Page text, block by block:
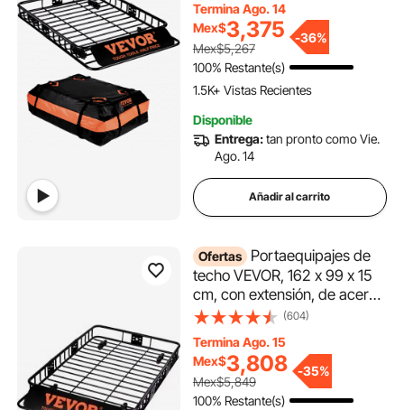
portaequipajes universal
para SUV y camionetas.
Termina Ago. 14
Mex$3,375
Mex$5,267
-36%
100% Restante(s)
1.5K+ Vistas Recientes
Disponible
Entrega:tan pronto como Vie.
Ago. 14
Añadir al carrito
Ofertas Portaequipajes de
techo VEVOR, 162 x 99 x 15
cm, con extensión, de acero
resistente, capacidad de 90
camionetas.
(604)
Termina Ago. 15
Mex$3,808
Mex$5,849
-35%
100% Restante(s)